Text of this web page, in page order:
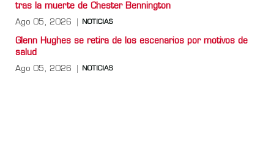
tras la muerte de Chester Bennington
Ago 05, 2026 NOTICIAS
Glenn Hughes se retira de los escenarios por motivos de
salud
Ago 05, 2026 NOTICIAS